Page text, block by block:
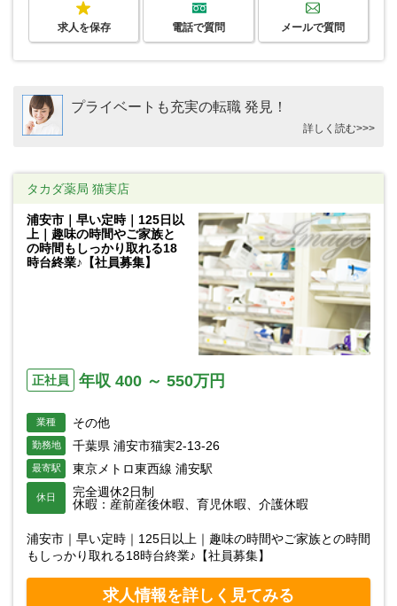
求人を保存 電話で質問 メールで質問
プライベートも充実の転職 発見！
詳しく読む>>>
タカダ薬局 猫実店
浦安市｜早い定時｜125日以
上｜趣味の時間やご家族と
の時間もしっかり取れる18
時台終業♪【社員募集】
正社員 年収 400 ～ 550万円
業種 その他
勤務地 千葉県 浦安市猫実2-13-26
最寄駅 東京メトロ東西線 浦安駅
休日
完全週休2日制
休暇：産前産後休暇、育児休暇、介護休暇
浦安市｜早い定時｜125日以上｜趣味の時間やご家族との時間
もしっかり取れる18時台終業♪【社員募集】
求人情報を詳しく見てみる